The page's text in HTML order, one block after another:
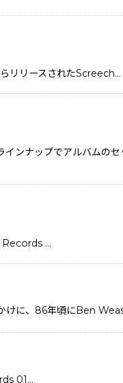
リリースされたScreech…
ンナップでアルバムのセ
Records …
けに、86年頃にBen
01…